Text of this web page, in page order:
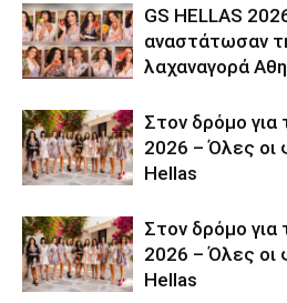
GS HELLAS
αναστάτωσαν
λαχαναγορά
Στον δρόμο για
2026 – Όλες οι
Hellas
Στον δρόμο για
2026 – Όλες οι
Hellas